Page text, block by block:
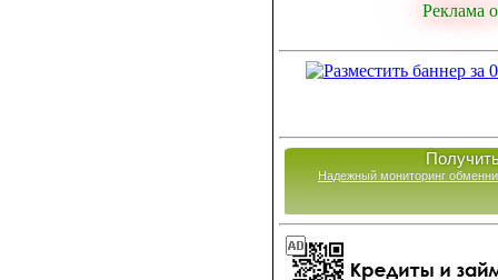
Реклама
Надежный мониторинг